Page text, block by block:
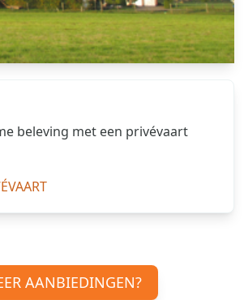
beleving met een privévaart
AANBIEDINGEN?